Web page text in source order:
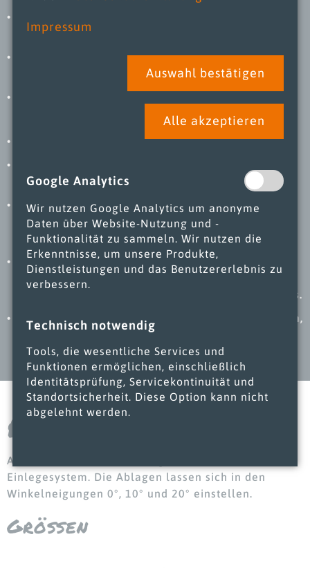
10° und 20°)
Seitenwände in Panorama- oder innen
verspiegelter Ausführung
Bottich komplett aus Edelstahl AISI 316 (V4A)
RAL lackiert
Leicht herausnehmbare Rückwand- und
Verdampferabdeckbleche ohne
Schraubenbefestigung
Franken ist erhältlich in verschiedenen
Möbellängen, Ausführungen und Farbvarianten,
gemäß dem Erscheinungsbild Ihres Unternehmens.
Standard-Modul-Abmessungen: 937 mm, 1.250 mm,
1.875 mm, 2.500 mm, 2.811 mm, 3.750 mm
Produkt­varianten
Alle Modellvarianten verfügen über ein variables
Einlegesystem. Die Ablagen lassen sich in den
Winkelneigungen 0°, 10° und 20° einstellen.
Größen
Impressum
Auswahl bestätigen
Alle akzeptieren
Google Analytics
Wir nutzen Google Analytics um anonyme
Daten über Website-Nutzung und -
Funktionalität zu sammeln. Wir nutzen die
Erkenntnisse, um unsere Produkte,
Dienstleistungen und das Benutzererlebnis zu
verbessern.
Technisch notwendig
Tools, die wesentliche Services und
Funktionen ermöglichen, einschließlich
Identitätsprüfung, Servicekontinuität und
Standortsicherheit. Diese Option kann nicht
abgelehnt werden.